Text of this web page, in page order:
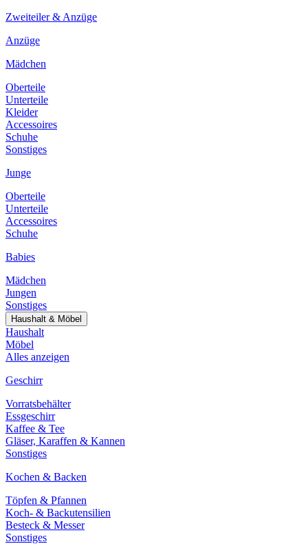
Zweiteiler & Anzüge
Anzüge
Mädchen
Oberteile
Unterteile
Kleider
Accessoires
Schuhe
Sonstiges
Junge
Oberteile
Unterteile
Accessoires
Schuhe
Babies
Mädchen
Jungen
Sonstiges
Haushalt & Möbel
Haushalt
Möbel
Alles anzeigen
Geschirr
Vorratsbehälter
Essgeschirr
Kaffee & Tee
Gläser, Karaffen & Kannen
Sonstiges
Kochen & Backen
Töpfen & Pfannen
Koch- & Backutensilien
Besteck & Messer
Sonstiges